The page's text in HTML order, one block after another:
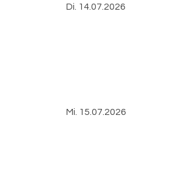
Di. 14.07.2026
Mi. 15.07.2026